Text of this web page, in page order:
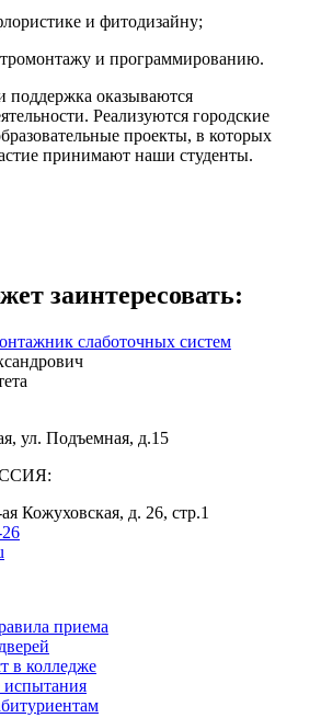
и фитодизайну;
и программированию.
поддержка оказываются
Реализуются городские
проекты, в которых
принимают наши студенты.
заинтересовать:
слаботочных систем
ул. Подъемная, д.15
Кожуховская, д. 26, стр.1
приема
в колледже
испытания